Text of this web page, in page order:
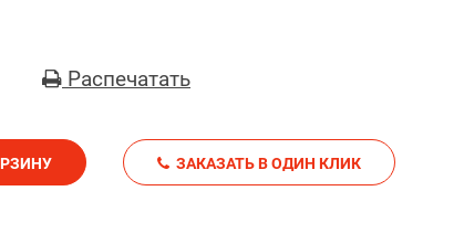
Распечатать
ЗАКАЗАТЬ В ОДИН КЛИК